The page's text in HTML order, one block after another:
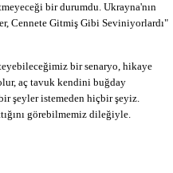
bir durumdu. Ukrayna'nın
Cennete Gitmiş Gibi Seviniyorlardı"
bir senaryo, hikaye
aç tavuk kendini buğday
şeyler istemeden hiçbir şeyiz.
görebilmemiz dileğiyle.